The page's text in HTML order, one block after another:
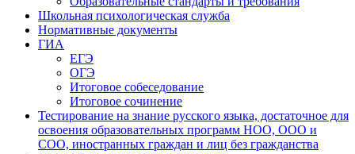
Школьная психологическая служба
Нормативные документы
ГИА
ЕГЭ
ОГЭ
Итоговое собеседование
Итоговое сочинение
Тестирование на знание русского языка, достаточное для
освоения образовательных программ НОО, ООО и
СОО, иностранных граждан и лиц без гражданства